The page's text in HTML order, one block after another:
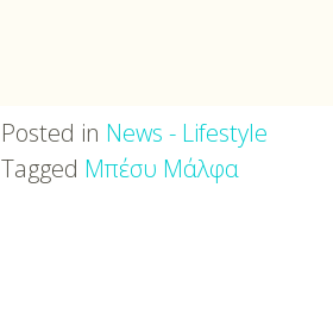
Posted in News - Lifestyle
Tagged Μπέσυ Μάλφα